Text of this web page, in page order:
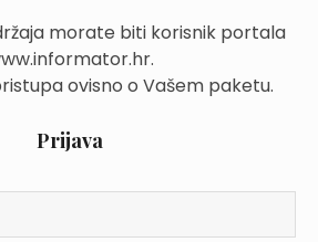
morate biti korisnik portala
ovisno o Vašem paketu.
Prijava